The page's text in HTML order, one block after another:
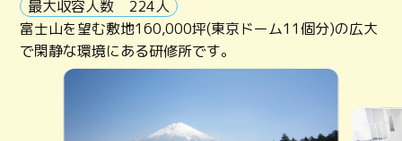
最大収容人数 224人
富士山を望む敷地160,000坪(東京ドーム11個分)の広大
で閑静な環境にある研修所です。